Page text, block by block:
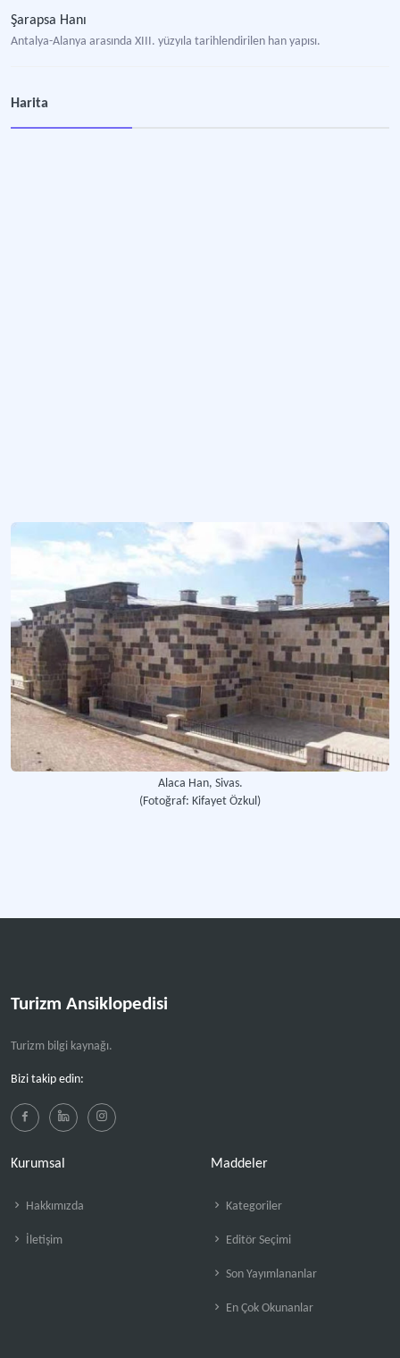
Şarapsa Hanı
Antalya-Alanya arasında XIII. yüzyıla tarihlendirilen han yapısı.
Harita
Alaca Han, Sivas.
(Fotoğraf: Kifayet Özkul)
Turizm Ansiklopedisi
Turizm bilgi kaynağı.
Bizi takip edin:
Kurumsal
Hakkımızda
İletişim
Maddeler
Kategoriler
Editör Seçimi
Son Yayımlananlar
En Çok Okunanlar